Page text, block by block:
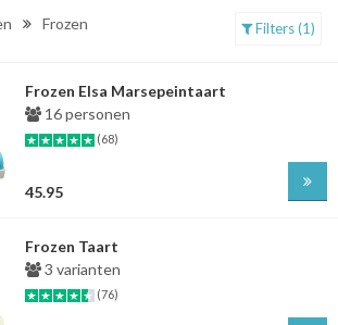
Frozen Filters (1)
Frozen Elsa Marsepeintaart
16 personen
(68)
45.95
Frozen Taart
3 varianten
(76)